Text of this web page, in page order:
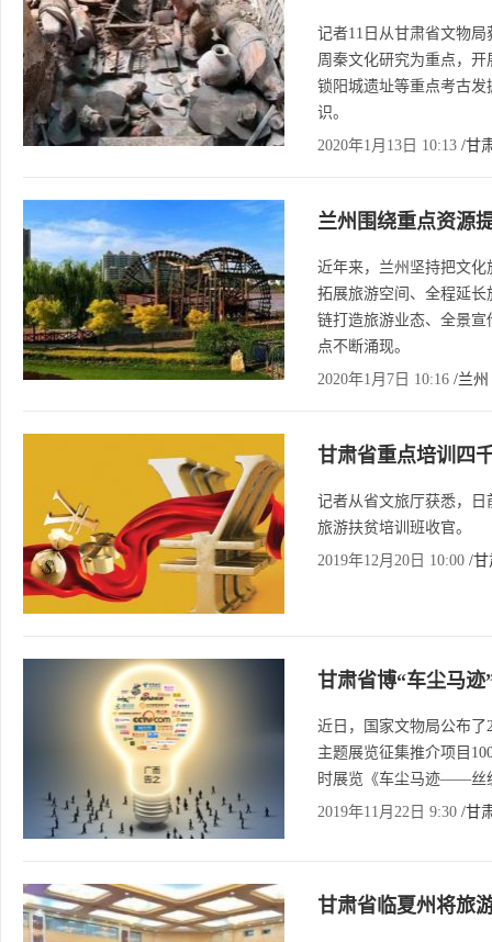
记者11日从甘肃省文物
周秦文化研究为重点，
锁阳城遗址等重点考古
识。
2020年1月13日 10:13 /甘
兰州围绕重点资源
近年来，兰州坚持把文
拓展旅游空间、全程延
链打造旅游业态、全景
点不断涌现。
2020年1月7日 10:16 /兰州
甘肃省重点培训四
记者从省文旅厅获悉，日
旅游扶贫培训班收官。
2019年12月20日 10:00 /甘
甘肃省博“车尘马
近日，国家文物局公布了
主题展览征集推介项目
时展览《车尘马迹——丝
2019年11月22日 9:30 /甘
甘肃省临夏州将旅